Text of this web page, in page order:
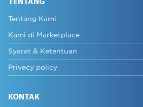
TENTANG
Tentang Kami
Kami di Marketplace
Syarat & Ketentuan
Privacy policy
KONTAK